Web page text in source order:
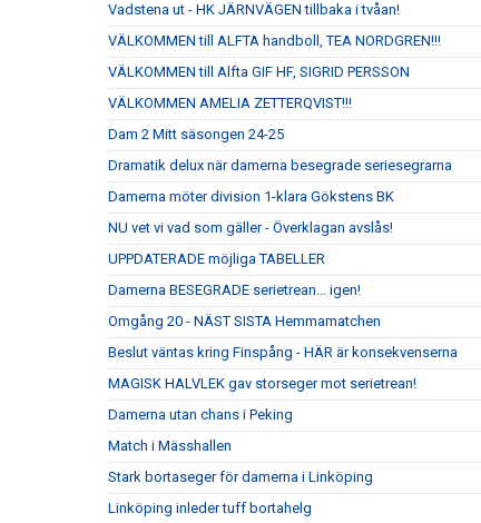
Vadstena ut - HK JÄRNVÄGEN tillbaka i tvåan!
VÄLKOMMEN till ALFTA handboll, TEA NORDGREN!!!
VÄLKOMMEN till Alfta GIF HF, SIGRID PERSSON
VÄLKOMMEN AMELIA ZETTERQVIST!!!
Dam 2 Mitt säsongen 24-25
Dramatik delux när damerna besegrade seriesegrarna
Damerna möter division 1-klara Gökstens BK
NU vet vi vad som gäller - Överklagan avslås!
UPPDATERADE möjliga TABELLER
Damerna BESEGRADE serietrean... igen!
Omgång 20 - NÄST SISTA Hemmamatchen
Beslut väntas kring Finspång - HÄR är konsekvenserna
MAGISK HALVLEK gav storseger mot serietrean!
Damerna utan chans i Peking
Match i Mässhallen
Stark bortaseger för damerna i Linköping
Linköping inleder tuff bortahelg